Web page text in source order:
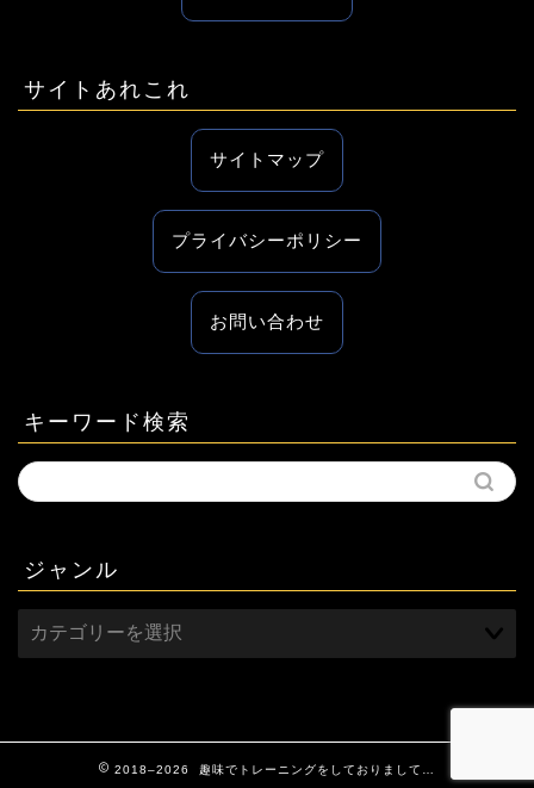
サイトあれこれ
サイトマップ
プライバシーポリシー
お問い合わせ
キーワード検索
ジャンル
2018–2026 趣味でトレーニングをしておりまして…